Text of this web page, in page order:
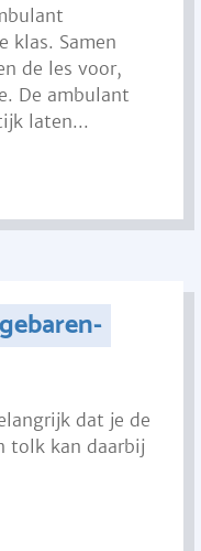
klas. Samen
de les voor,
De ambulant
laten...
dat je de
tolk kan daarbij